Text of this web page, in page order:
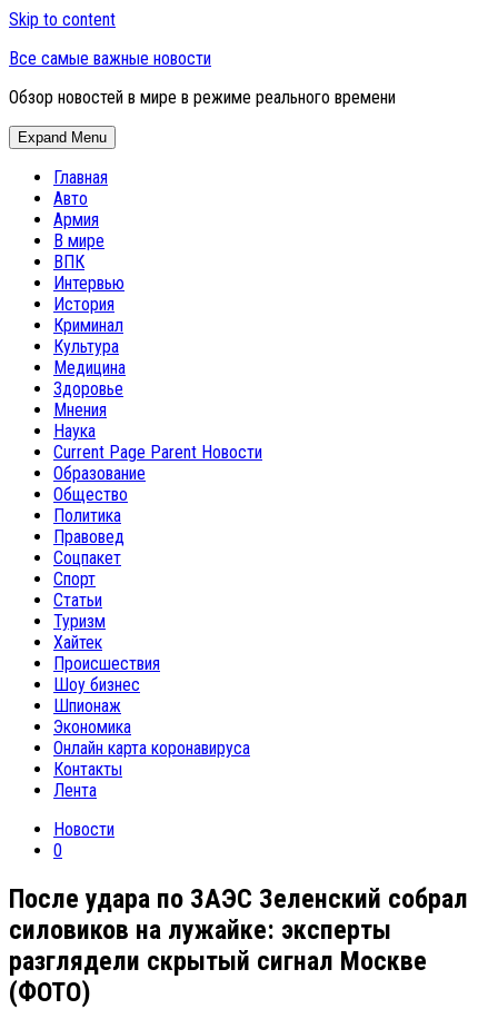
Skip to content
Все самые важные новости
Обзор новостей в мире в режиме реального времени
Expand Menu
Главная
Авто
Армия
В мире
ВПК
Интервью
История
Криминал
Культура
Медицина
Здоровье
Мнения
Наука
Current Page Parent Новости
Образование
Общество
Политика
Правовед
Соцпакет
Спорт
Статьи
Туризм
Хайтек
Происшествия
Шоу бизнес
Шпионаж
Экономика
Онлайн карта коронавируса
Контакты
Лента
Новости
0
После удара по ЗАЭС Зеленский собрал
силовиков на лужайке: эксперты
разглядели скрытый сигнал Москве
(ФОТО)